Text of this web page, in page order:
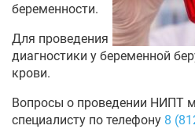
беременности.
Для проведения
диагностики у беременной
крови.
Вопросы о проведении НИПТ
специалисту по телефону 8